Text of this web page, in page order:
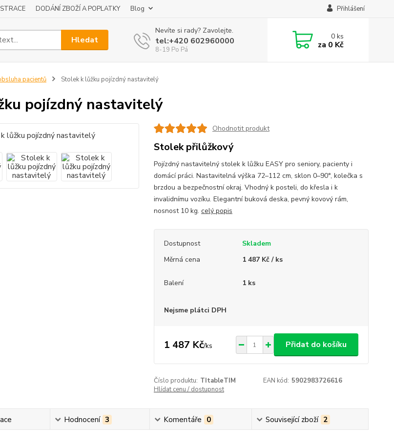
DODÁNÍ ZBOŽÍ A POPLATKY Blog Přihlášení
Hledat
Nevíte si rady? Zavolejte.
tel:+420 602960000
8-19 Po Pá
0ks
za 0 Kč
pacientů Stolek k lůžku pojízdný nastavitelý
pojízdný nastavitelý
Ohodnotit produkt
Stolek přilůžkový
Pojízdný nastavitelný stolek k lůžku EASY pro seniory, pacienty i
domácí práci. Nastavitelná výška 72–112 cm, sklon 0–90°, kolečka s
brzdou a bezpečnostní okraj. Vhodný k posteli, do křesla i k
invalidnímu vozíku. Elegantní buková deska, pevný kovový rám,
nosnost 10 kg. celý popis
Dostupnost
Skladem
Měrná cena
1 487 Kč / ks
Balení 1 ks
Nejsme plátci DPH
1 487 Kč/ks Přidat do košíku
Číslo produktu: TItableTIM EAN kód: 5902983726616
Hlídat cenu / dostupnost
Hodnocení 3 Komentáře 0 Související zboží 2